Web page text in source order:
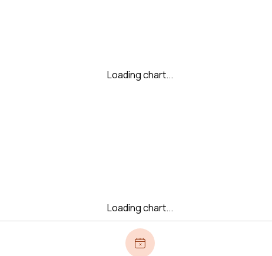
Loading chart...
Loading chart...